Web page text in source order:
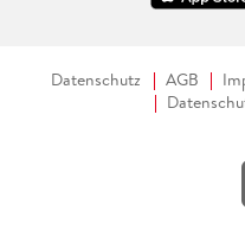
Datenschutz AGB